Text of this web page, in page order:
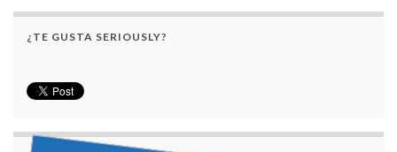
¿TE GUSTA SERIOUSLY?